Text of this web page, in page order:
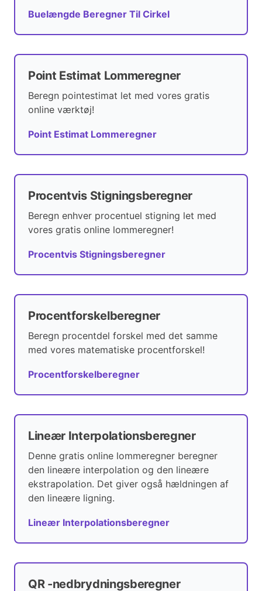
Buelængde Beregner Til Cirkel
Point Estimat Lommeregner
Beregn pointestimat let med vores gratis
online værktøj!
Point Estimat Lommeregner
Procentvis Stigningsberegner
Beregn enhver procentuel stigning let med
vores gratis online lommeregner!
Procentvis Stigningsberegner
Procentforskelberegner
Beregn procentdel forskel med det samme
med vores matematiske procentforskel!
Procentforskelberegner
Lineær Interpolationsberegner
Denne gratis online lommeregner beregner
den lineære interpolation og den lineære
ekstrapolation. Det giver også hældningen af
den lineære ligning.
Lineær Interpolationsberegner
QR -nedbrydningsberegner